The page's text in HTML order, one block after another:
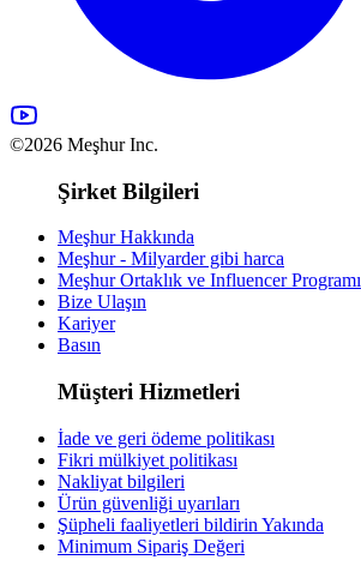
©2026 Meşhur Inc.
Şirket Bilgileri
Meşhur Hakkında
Meşhur - Milyarder gibi harca
Meşhur Ortaklık ve Influencer Programı
Bize Ulaşın
Kariyer
Basın
Müşteri Hizmetleri
İade ve geri ödeme politikası
Fikri mülkiyet politikası
Nakliyat bilgileri
Ürün güvenliği uyarıları
Şüpheli faaliyetleri bildirin Yakında
Minimum Sipariş Değeri